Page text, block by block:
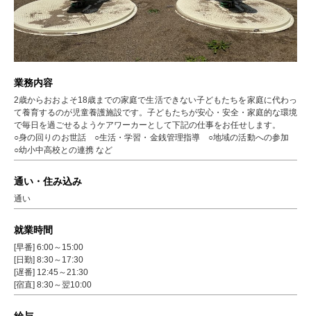
業務内容
2歳からおおよそ18歳までの家庭で生活できない子どもたちを家庭に代わっ
て養育するのが児童養護施設です。子どもたちが安心・安全・家庭的な環境
で毎日を過ごせるようケアワーカーとして下記の仕事をお任せします。
○身の回りのお世話 ○生活・学習・金銭管理指導 ○地域の活動への参加
○幼小中高校との連携 など
通い・住み込み
通い
就業時間
[早番] 6:00～15:00
[日勤] 8:30～17:30
[遅番] 12:45～21:30
[宿直] 8:30～翌10:00